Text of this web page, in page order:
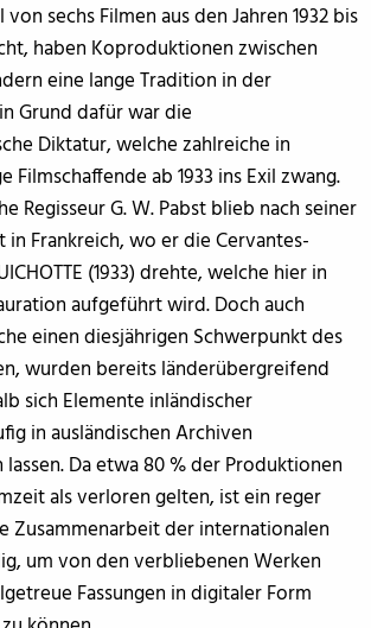
sechs Filmen aus den Jahren 1932 bis
haben Koproduktionen zwischen
eine lange Tradition in der
Grund dafür war die
Diktatur, welche zahlreiche in
Filmschaffende ab 1933 ins Exil zwang.
Regisseur G. W. Pabst blieb nach seiner
in Frankreich, wo er die Cervantes-
(1933) drehte, welche hier in
aufgeführt wird. Doch auch
einen diesjährigen Schwerpunkt des
wurden bereits länderübergreifend
sich Elemente inländischer
in ausländischen Archiven
Da etwa 80 % der Produktionen
als verloren gelten, ist ein reger
Zusammenarbeit der internationalen
um von den verbliebenen Werken
Fassungen in digitaler Form